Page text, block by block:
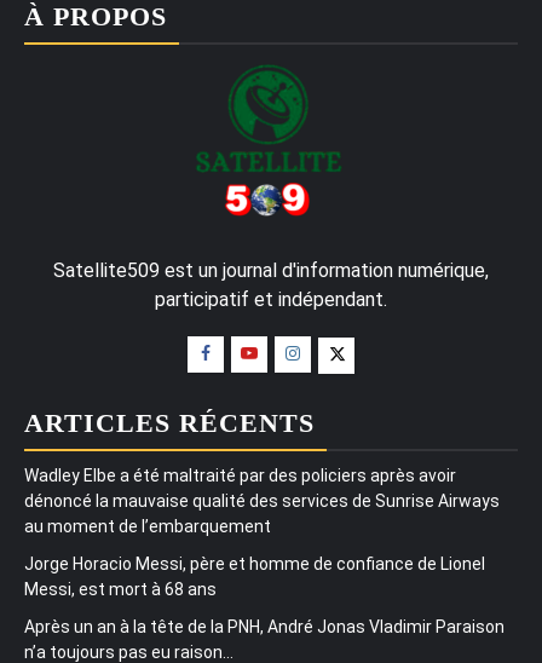
À PROPOS
Satellite509 est un journal d'information numérique,
participatif et indépendant.
ARTICLES RÉCENTS
Wadley Elbe a été maltraité par des policiers après avoir
dénoncé la mauvaise qualité des services de Sunrise Airways
au moment de l’embarquement
Jorge Horacio Messi, père et homme de confiance de Lionel
Messi, est mort à 68 ans
Après un an à la tête de la PNH, André Jonas Vladimir Paraison
n’a toujours pas eu raison…